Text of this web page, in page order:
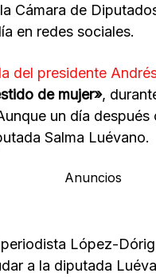
Cámara de
en redes sociales.
del presidente
de mujer»,
un día
Salma Luévano.
Anuncios
López-
a la diputada